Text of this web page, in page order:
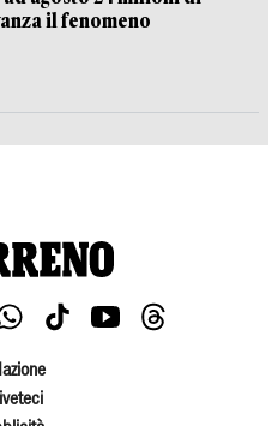
il fenomeno